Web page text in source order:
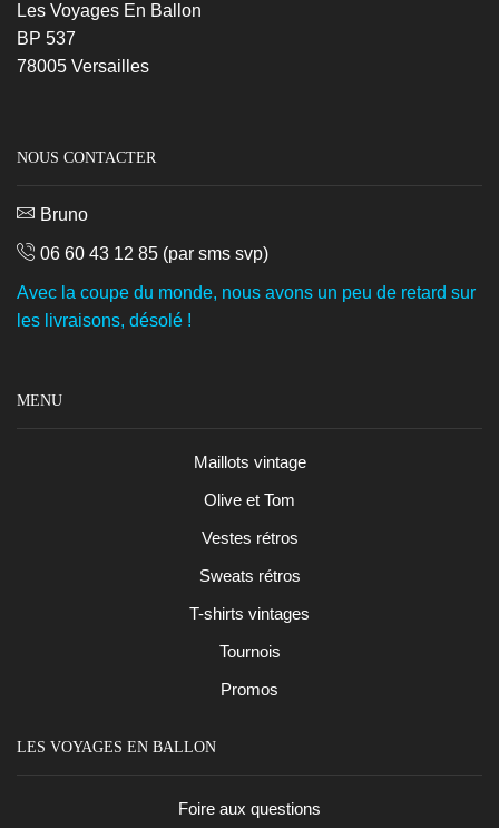
Les Voyages En Ballon
BP 537
78005 Versailles
NOUS CONTACTER
Bruno
06 60 43 12 85 (par sms svp)
Avec la coupe du monde, nous avons un peu de retard sur
les livraisons, désolé !
MENU
Maillots vintage
Olive et Tom
Vestes rétros
Sweats rétros
T-shirts vintages
Tournois
Promos
LES VOYAGES EN BALLON
Foire aux questions